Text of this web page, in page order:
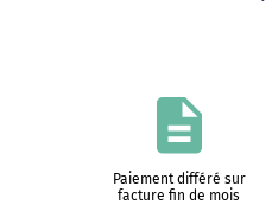
Paiement différé sur
facture fin de mois